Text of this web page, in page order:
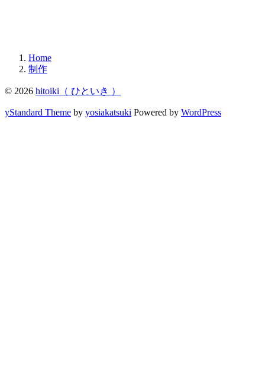
Home
制作
© 2026 hitoiki（ ひといき ）
yStandard Theme by yosiakatsuki Powered by WordPress